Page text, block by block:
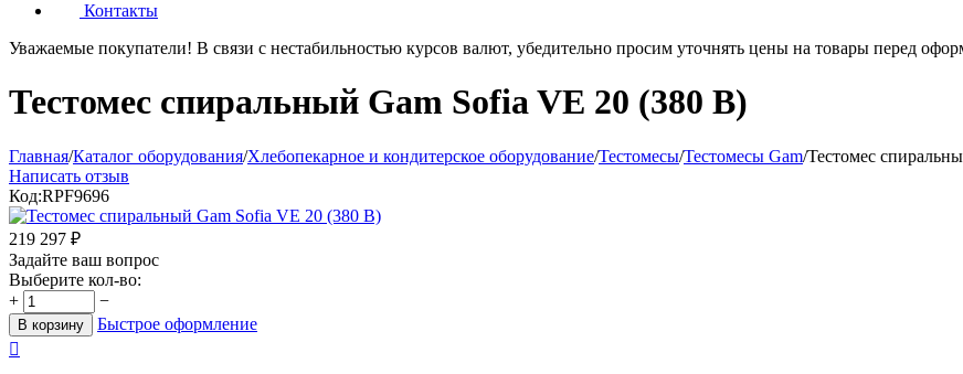
Контакты
Уважаемые покупатели! В связи с нестабильностью курсов валют, убедительно просим уточнять цены на товары перед
Тестомес спиральный Gam Sofia VE 20 (380 В)
Главная/Каталог оборудования/Хлебопекарное и кондитерское оборудование/Тестомесы/Тестомесы Gam/Тестомес
Написать отзыв
Код:RPF9696
219 297 ₽
Задайте ваш вопрос
Выберите кол-во:
+
−
В корзину
Быстрое оформление
